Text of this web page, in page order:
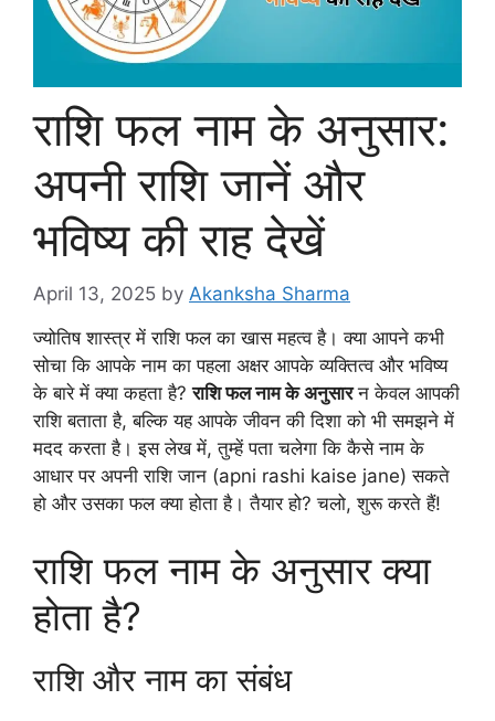
राशि फल नाम के अनुसार:
अपनी राशि जानें और
भविष्य की राह देखें
April 13, 2025 by Akanksha Sharma
ज्योतिष शास्त्र में राशि फल का खास महत्व है। क्या आपने कभी
सोचा कि आपके नाम का पहला अक्षर आपके व्यक्तित्व और भविष्य
के बारे में क्या कहता है?राशि फल नाम के अनुसारन केवल आपकी
राशि बताता है, बल्कि यह आपके जीवन की दिशा को भी समझने में
मदद करता है। इस लेख में, तुम्हें पता चलेगा कि कैसे नाम के
आधार पर अपनी राशि जान (apni rashi kaise jane) सकते
हो और उसका फल क्या होता है। तैयार हो? चलो, शुरू करते हैं!
राशि फल नाम के अनुसार क्या
होता है?
राशि और नाम का संबंध